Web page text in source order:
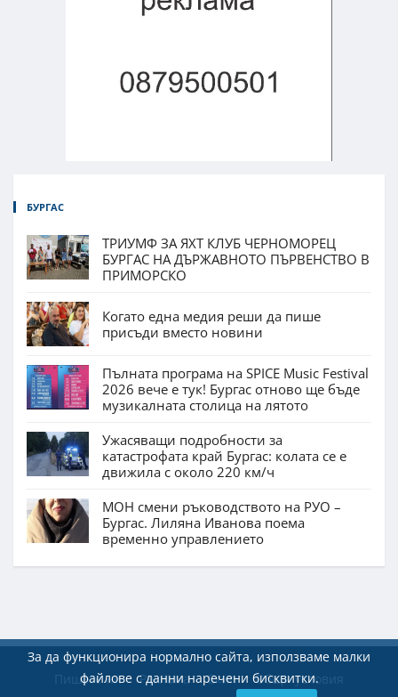
БУРГАС
ТРИУМФ ЗА ЯХТ КЛУБ ЧЕРНОМОРЕЦ
БУРГАС НА ДЪРЖАВНОТО ПЪРВЕНСТВО В
ПРИМОРСКО
Когато една медия реши да пише
присъди вместо новини
Пълната програма на SPICE Music Festival
2026 вече е тук! Бургас отново ще бъде
музикалната столица на лятото
Ужасяващи подробности за
катастрофата край Бургас: колата се е
движила с около 220 км/ч
МОН смени ръководството на РУО –
Бургас. Лиляна Иванова поема
временно управлението
За да функционира нормално сайта, използваме малки
файлове с данни наречени бисквитки.
Пишете ни Реклама Екип Общи условия